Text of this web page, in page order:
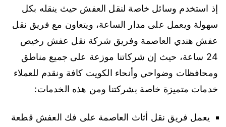
إذ استخدم وسائل خاصة لنقل العفش حيث ينقله بكل
سهولة ويعمل على مدار الساعة، ويتعاون مع فريق نقل
عفش هندي العاصمة وفريق شركة نقل عفش رخيص
24 ساعة، حيث إن شركاتنا موزعة على جميع مناطق
ومحافظات وضواحي وأنحاء الكويت كافة ونقدم للعملاء
خدمات متميزة خاصة بشركتنا ومن هذه الخدمات:
يعمل فريق نقل أثاث العاصمة على فك العفش قطعة